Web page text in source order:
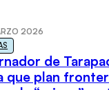
2026
de
que plan